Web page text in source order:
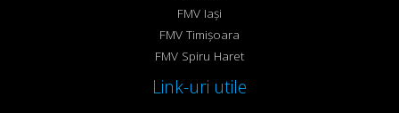
FMV Iași
FMV Timișoara
FMV Spiru Haret
Link-uri utile